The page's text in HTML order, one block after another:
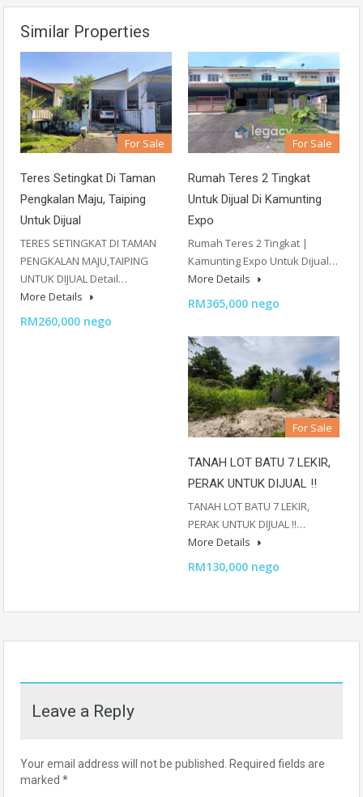
Similar Properties
For Sale
Teres Setingkat Di Taman
Pengkalan Maju, Taiping
Untuk Dijual
TERES SETINGKAT DI TAMAN
PENGKALAN MAJU,TAIPING
UNTUK DIJUAL Detail…
More Details
RM260,000 nego
For Sale
Rumah Teres 2 Tingkat
Untuk Dijual Di Kamunting
Expo
Rumah Teres 2 Tingkat |
Kamunting Expo Untuk Dijual…
More Details
RM365,000 nego
For Sale
TANAH LOT BATU 7 LEKIR,
PERAK UNTUK DIJUAL ‼️
TANAH LOT BATU 7 LEKIR,
PERAK UNTUK DIJUAL ‼️…
More Details
RM130,000 nego
Leave a Reply
Your email address will not be published.
Required fields are
marked *